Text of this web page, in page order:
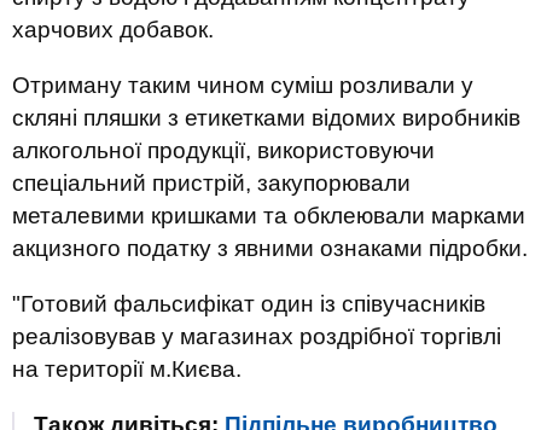
харчових добавок.
Отриману таким чином суміш розливали у
скляні пляшки з етикетками відомих виробників
алкогольної продукції, використовуючи
спеціальний пристрій, закупорювали
металевими кришками та обклеювали марками
акцизного податку з явними ознаками підробки.
"Готовий фальсифікат один із співучасників
реалізовував у магазинах роздрібної торгівлі
на території м.Києва.
Також дивіться: Підпільне виробництво